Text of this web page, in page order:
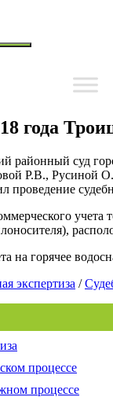
года
районный суд
Р.В., Русиной
проведение
на горячее
экспертиза /
процессе
процессе